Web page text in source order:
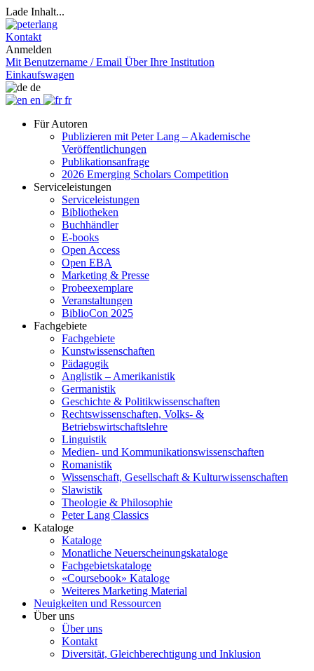
Lade Inhalt...
Kontakt
Anmelden
Mit Benutzername / Email Über Ihre Institution
Einkaufswagen
de
en
fr
Für Autoren
Publizieren mit Peter Lang – Akademische
Veröffentlichungen
Publikationsanfrage
2026 Emerging Scholars Competition
Serviceleistungen
Serviceleistungen
Bibliotheken
Buchhändler
E-books
Open Access
Open EBA
Marketing & Presse
Probeexemplare
Veranstaltungen
BiblioCon 2025
Fachgebiete
Fachgebiete
Kunstwissenschaften
Pädagogik
Anglistik – Amerikanistik
Germanistik
Geschichte & Politikwissenschaften
Rechtswissenschaften, Volks- &
Betriebswirtschaftslehre
Linguistik
Medien- und Kommunikationswissenschaften
Romanistik
Wissenschaft, Gesellschaft & Kulturwissenschaften
Slawistik
Theologie & Philosophie
Peter Lang Classics
Kataloge
Kataloge
Monatliche Neuerscheinungskataloge
Fachgebietskataloge
«Coursebook» Kataloge
Weiteres Marketing Material
Neuigkeiten und Ressourcen
Über uns
Über uns
Kontakt
Diversität, Gleichberechtigung und Inklusion